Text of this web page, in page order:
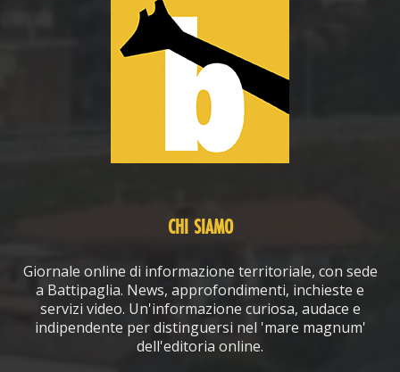
CHI SIAMO
Giornale online di informazione territoriale, con sede
a Battipaglia. News, approfondimenti, inchieste e
servizi video. Un'informazione curiosa, audace e
indipendente per distinguersi nel 'mare magnum'
dell'editoria online.